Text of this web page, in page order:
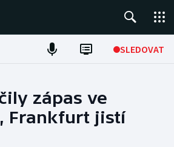
SLEDOVAT
zápas ve
Frankfurt jistí